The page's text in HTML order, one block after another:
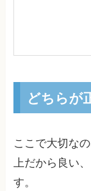
どちらが
ここで大切な
上だから良い
す。